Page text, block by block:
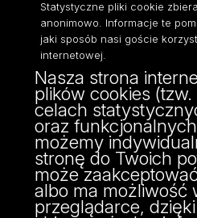
Dostępność
ul. POW 3/5,
90-255 Łódź
tel: 42/635 53 56
fax: 42/635 50 32
Statystyczne pliki cookie
anonimowo. Informacje te
jaki sposób nasi goście
internetowej.
Nasza strona
plików cookies
celach
oraz
możemy
stronę do Twoich
może
albo ma możliwość
przeglądarce,